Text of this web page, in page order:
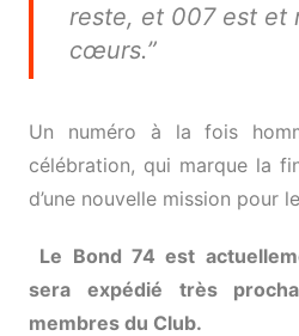
reste, et 007 est et
cœurs.”
Un numéro à la fois
célébration, qui marque la
d’une nouvelle mission pour
Le Bond 74 est
sera expédié très
membres du Club.